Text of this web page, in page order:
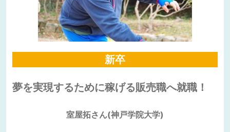
新卒
夢を実現するために稼げる販売職へ就職！
室屋拓さん(神戸学院大学)